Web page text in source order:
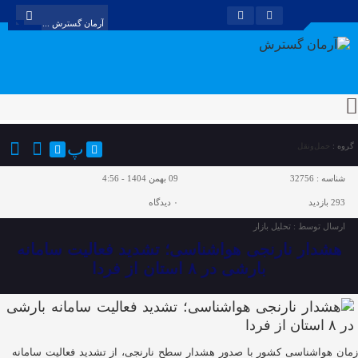
گروه : حمل‌و‌نقل پ
شناسه : 32756 09 بهمن 1404 - 4:56
293 بازدید ۰ دیدگاه
ارسال توسط : تحلیل بازار
هشدار نارنجی هواشناسی؛ تشدید فعالیت سامانه
بارشی در ۸ استان از فردا
هواشناسی کشور با صدور هشدار سطح نارنجی، از تشدید فعالیت سامانه